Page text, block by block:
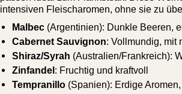
intensiven Fleischaromen, ohne sie zu
Malbec (Argentinien): Dunkle Beeren,
Cabernet Sauvignon: Vollmundig, mit
Shiraz/Syrah (Australien/Frankreich):
Zinfandel: Fruchtig und kraftvoll
Tempranillo (Spanien): Erdige